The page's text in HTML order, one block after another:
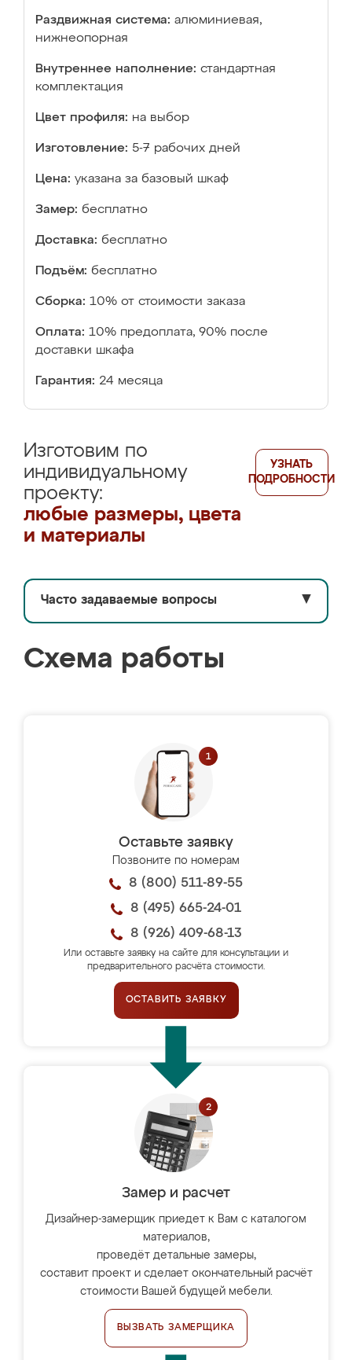
Раздвижная система: алюминиевая,
нижнеопорная
Внутреннее наполнение: стандартная
комплектация
Цвет профиля: на выбор
Изготовление: 5-7 рабочих дней
Цена: указана за базовый шкаф
Замер: бесплатно
Доставка: бесплатно
Подъём: бесплатно
Сборка: 10% от стоимости заказа
Оплата: 10% предоплата, 90% после
доставки шкафа
Гарантия: 24 месяца
Изготовим по
индивидуальному
проекту:
любые размеры, цвета
и материалы
УЗНАТЬ
ПОДРОБНОСТИ
Часто задаваемые вопросы ▼
Схема работы
Оставьте заявку
Позвоните по номерам
8 (800) 511-89-55
8 (495) 665-24-01
8 (926) 409-68-13
Или оставьте заявку на сайте для консультации и
предварительного расчёта стоимости.
ОСТАВИТЬ ЗАЯВКУ
Замер и расчет
Дизайнер-замерщик приедет к Вам с каталогом
материалов,
проведёт детальные замеры,
составит проект и сделает окончательный расчёт
стоимости Вашей будущей мебели.
ВЫЗВАТЬ ЗАМЕРЩИКА